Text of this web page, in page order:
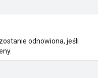
odnowiona, jeśli